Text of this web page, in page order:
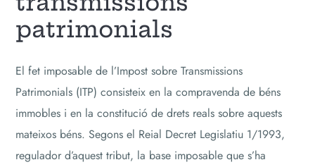
patrimonials
El fet imposable de l’Impost sobre Transmissions
Patrimonials (ITP) consisteix en la compravenda de béns
immobles i en la constitució de drets reals sobre aquests
mateixos béns. Segons el Reial Decret Legislatiu 1/1993,
regulador d’aquest tribut, la base imposable que s’ha